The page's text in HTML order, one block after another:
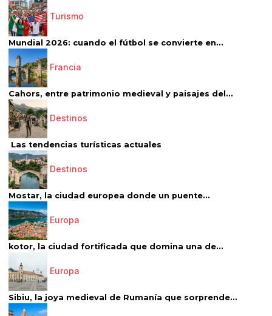
Turismo
Mundial 2026: cuando el fútbol se convierte en...
Francia
Cahors, entre patrimonio medieval y paisajes del...
Destinos
Las tendencias turísticas actuales
Destinos
Mostar, la ciudad europea donde un puente...
Europa
kotor, la ciudad fortificada que domina una de...
Europa
Sibiu, la joya medieval de Rumanía que sorprende...